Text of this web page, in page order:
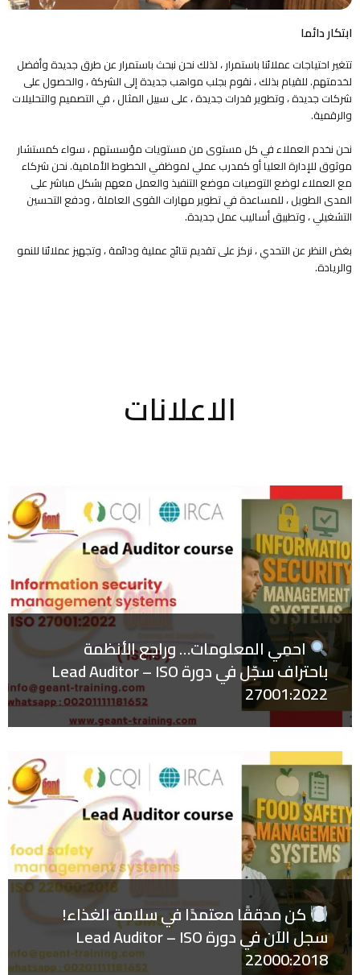
ابتكار دائما
تتغير احتياجات عملائنا باستمرار ، لذلك نحن نبحث باستمرار عن طرق جديدة وأفضل
لخدمتهم. للقيام بذلك ، نقوم بجلب مواهب جديدة إلى الشركة ، والحصول على
شركات جديدة ، وتطوير قدرات جديدة ، على سبيل المثال ، في التصميم والتحليلات
والرقمية.
نحن نخدم العملاء في كل مستوى من مستويات مؤسستهم ، سواء كمستشار
موثوق للإدارة العليا أو كمدرب عملي لموظفي الخطوط الأمامية. نحن شركاء
مع العملاء لوضع التوصيات موضع التنفيذ والعمل معهم بشكل مباشر على
المدى الطويل ، للمساعدة في تطوير مهارات القوى العاملة ، ودفع التحسين
التشغيلي ، وتطبيق أساليب عمل جديدة.
بغض النظر عن التحدي ، نركز على تقديم نتائج عملية ودائمة ، وتجهيز عملائنا للنمو
والريادة.
الاعلانات
احمِي المعلومات… وراجع الأنظمة
باحتراف سجّل في دورة Lead Auditor – ISO
27001:2022
كن مدققًا معتمدًا في سلامة الغذاء!
سجل الآن في دورة Lead Auditor – ISO
22000:2018